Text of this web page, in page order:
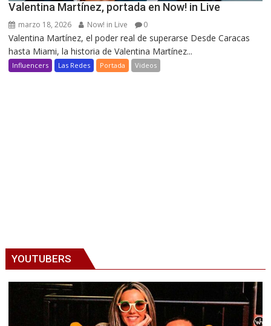
Valentina Martínez, portada en Now! in Live
marzo 18, 2026 Now! in Live 0
Valentina Martínez, el poder real de superarse Desde Caracas
hasta Miami, la historia de Valentina Martínez...
Influencers Las Redes Portada Videos
YOUTUBERS